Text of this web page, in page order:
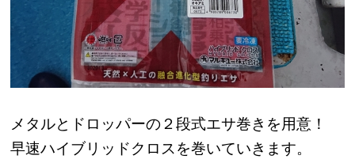
メタルとドロッパーの２段式エサ巻きを用意！
早速ハイブリッドクロスを巻いていきます。